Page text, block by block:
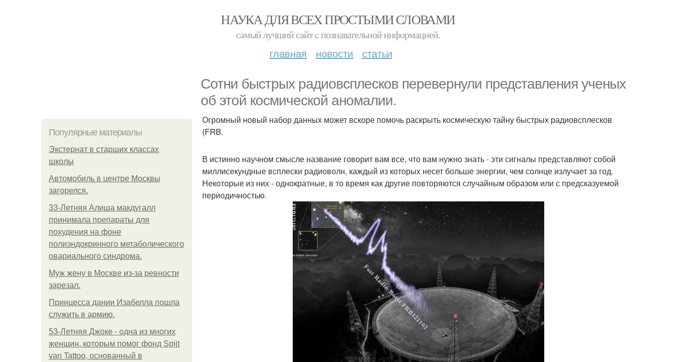
НАУКА ДЛЯ ВСЕХ ПРОСТЫМИ СЛОВАМИ
самый лучший сайт c познавательной информацией.
главная новости статьи
Сотни быстрых радиовсплесков перевернули представления ученых
об этой космической аномалии.
Популярные материалы
Экстернат в старших классах
школы
Автомобиль в центре Москвы
загорелся.
33-Летняя Алиша макдугалл
принимала препараты для
похудения на фоне
полиэндокринного метаболического
овариального синдрома.
Mуж жену в Москве из-за ревности
зарезал.
Принцесса дании Изабелла пошла
служить в армию.
53-Летняя Джоке - одна из многих
женщин, которым помог фонд Spijt
van Tattoo, основанный в
Огромный новый набор данных может вскоре помочь раскрыть космическую тайну быстрых радиовсплесков
(FRB.
В истинно научном смысле название говорит вам все, что вам нужно знать - эти сигналы представляют собой
миллисекундные всплески радиоволн, каждый из которых несет больше энергии, чем солнце излучает за год.
Некоторые из них - однократные, в то время как другие повторяются случайным образом или с предсказуемой
периодичностью.